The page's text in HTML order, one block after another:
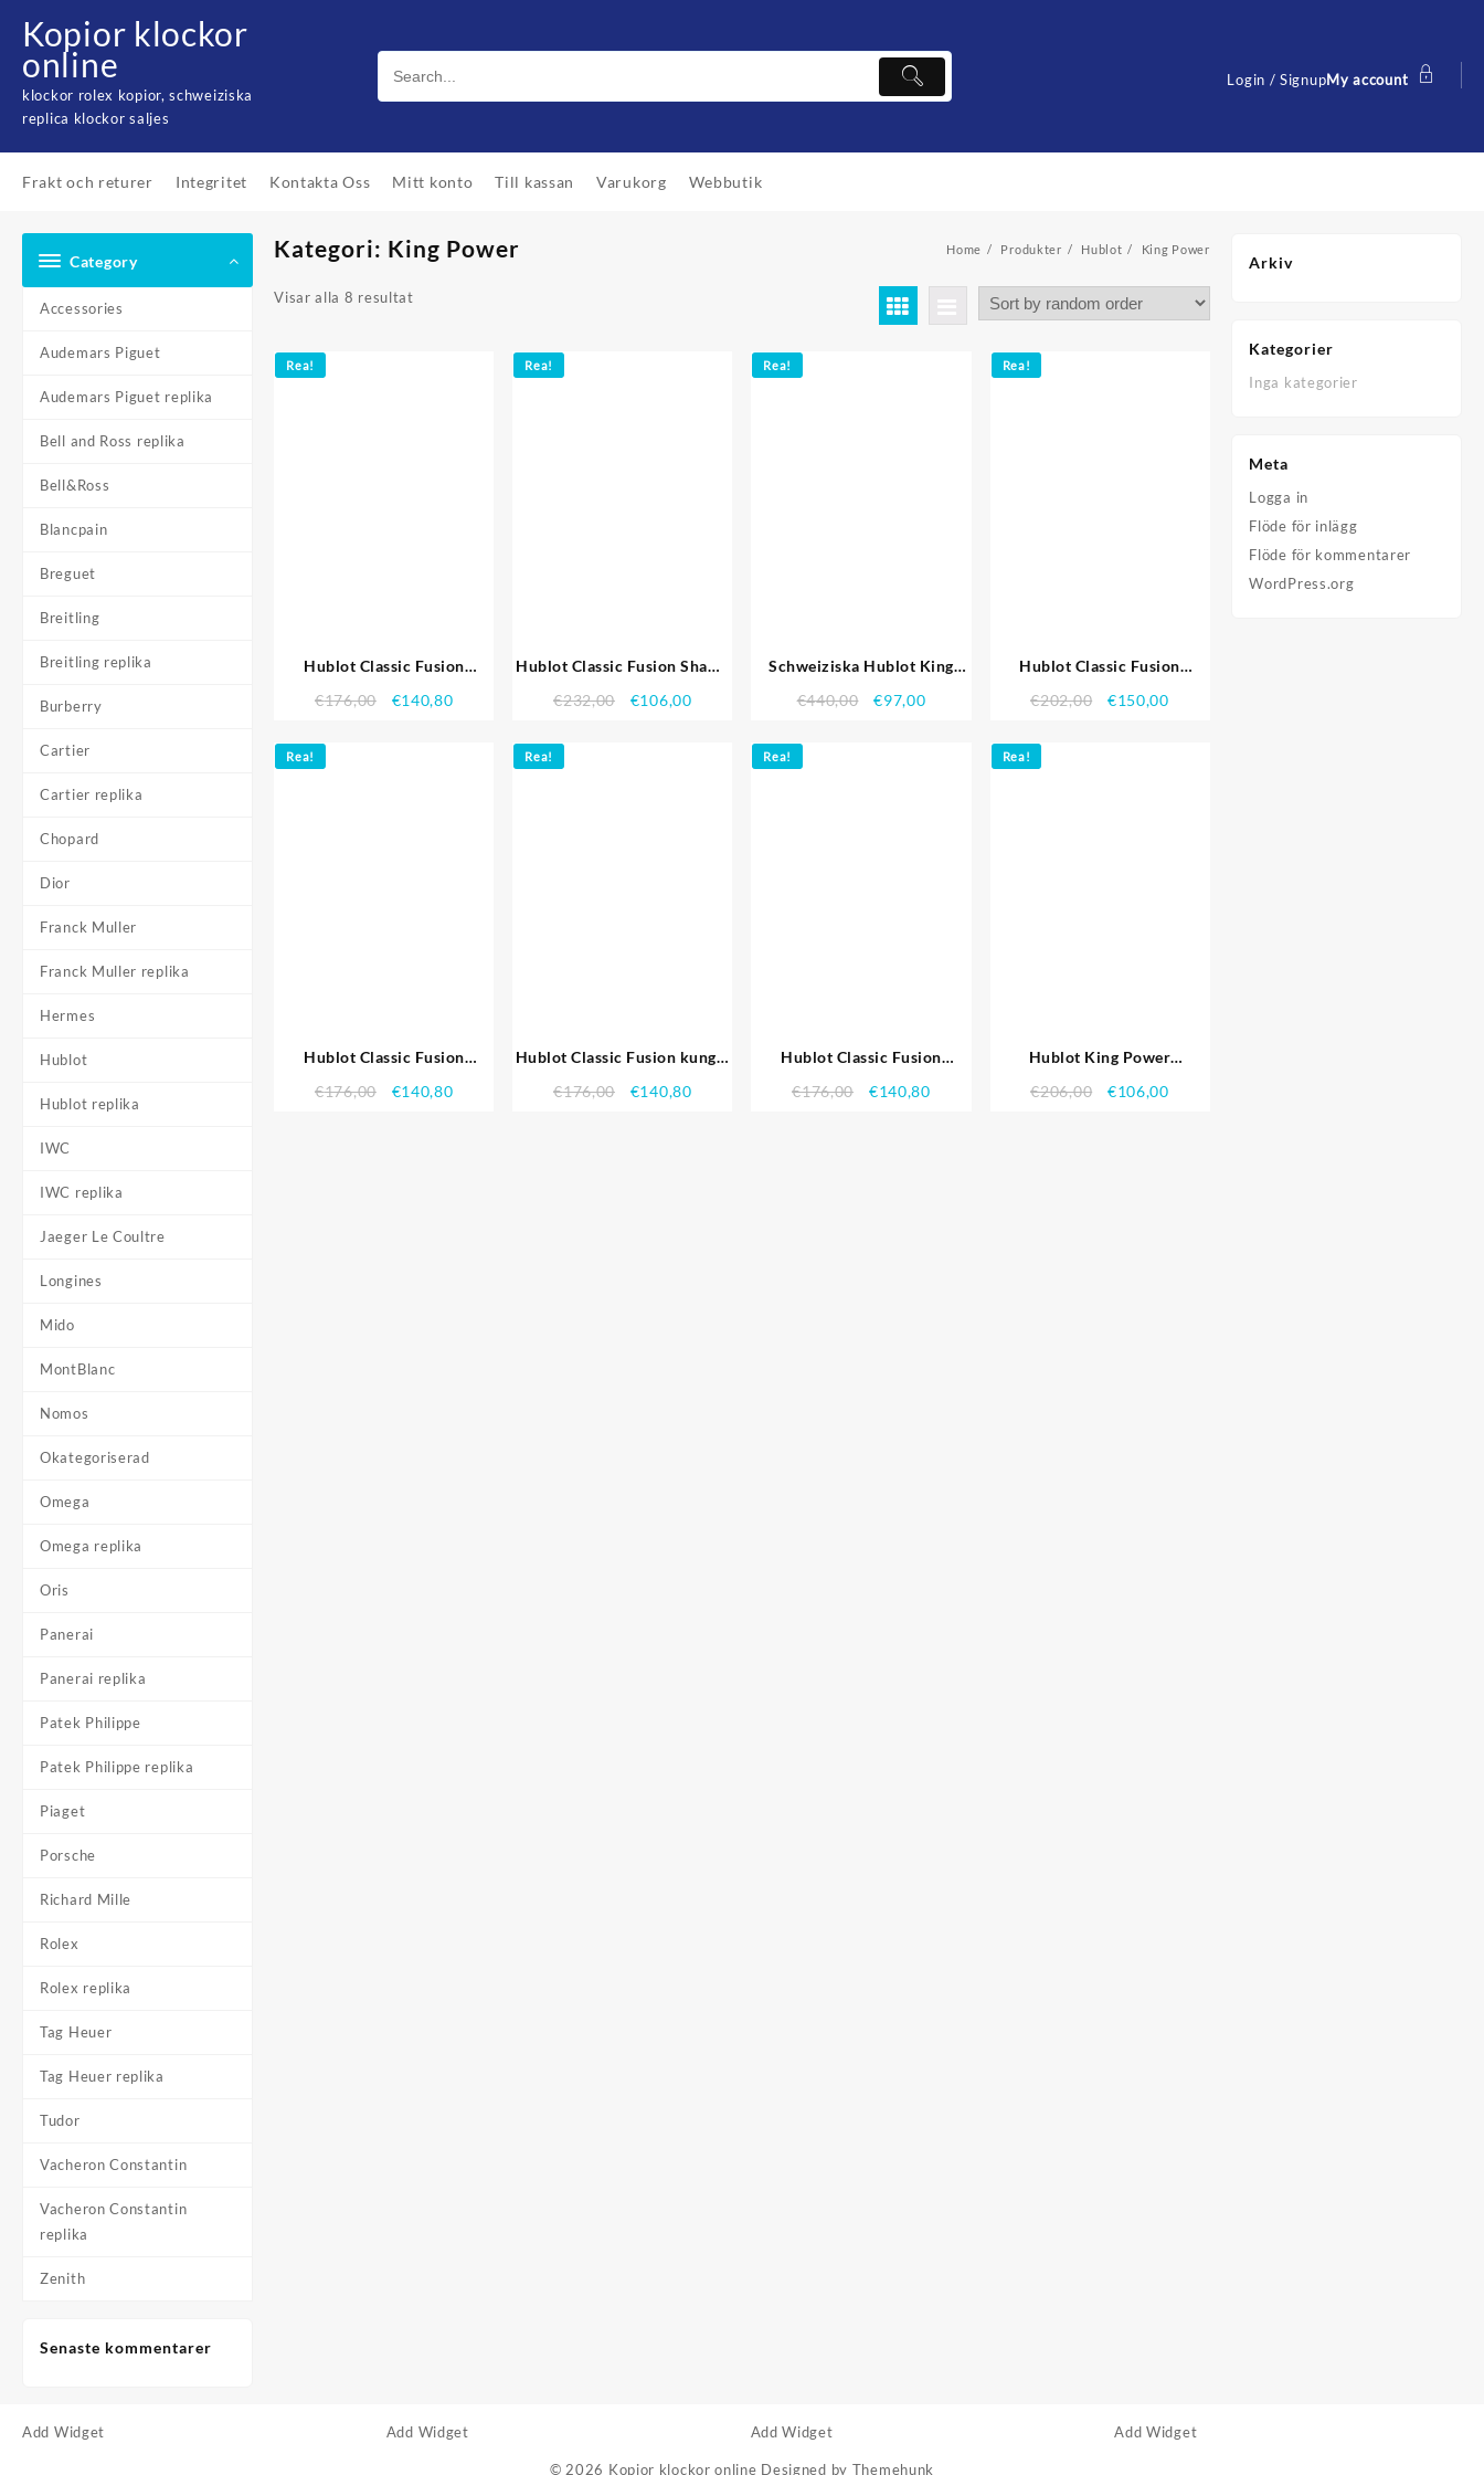
content
Kopior klockor
online
klockor rolex kopior, schweiziska
replica klockor saljes
Login / SignupMy account
Frakt och returer Integritet Kontakta Oss Mitt konto Till kassan Varukorg Webbutik
Category
Accessories
Audemars Piguet
Audemars Piguet replika
Bell and Ross replika
Bell&Ross
Blancpain
Breguet
Breitling
Breitling replika
Burberry
Cartier
Cartier replika
Chopard
Dior
Franck Muller
Franck Muller replika
Hermes
Hublot
Hublot replika
IWC
IWC replika
Jaeger Le Coultre
Longines
Mido
MontBlanc
Nomos
Okategoriserad
Omega
Omega replika
Oris
Panerai
Panerai replika
Patek Philippe
Patek Philippe replika
Piaget
Porsche
Richard Mille
Rolex
Rolex replika
Tag Heuer
Tag Heuer replika
Tudor
Vacheron Constantin
Vacheron Constantin
replika
Zenith
Senaste kommentarer
Kategori: King Power Home Produkter Hublot King Power
Visar alla 8 resultat
Rea!
Hublot Classic Fusion
621.604 Replika Klockor
€176,00 €140,80
Rea!
Hublot Classic Fusion Shawn
läderrem 622.817 Replika
€232,00 €106,00
Rea!
Schweiziska Hublot King
gummiband shb10 621.403
€440,00 €97,00
Rea!
Hublot Classic Fusion
621.605 Replika Klockor
€202,00 €150,00
Rea!
Hublot Classic Fusion
Steel Case svart läderrem
€176,00 €140,80
Rea!
Hublot Classic Fusion kung –
Klockor
€176,00 €140,80
Rea!
Hublot Classic Fusion
Steel Case svart läderrem
€176,00 €140,80
Rea!
Hublot King Power
Dial Replika Klockor
€206,00 €106,00
Arkiv
Kategorier
Inga kategorier
Meta
Logga in
Flöde för inlägg
Flöde för kommentarer
WordPress.org
Add Widget Add Widget Add Widget Add Widget
© 2026 Kopior klockor online Designed by Themehunk